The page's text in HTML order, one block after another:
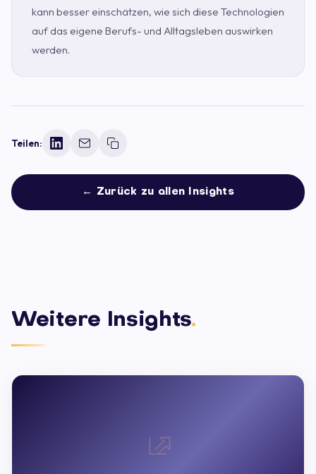
kann besser einschätzen, wie sich diese Technologien
auf das eigene Berufs- und Alltagsleben auswirken
werden.
Teilen:
← Zurück zu allen Insights
Weitere Insights.